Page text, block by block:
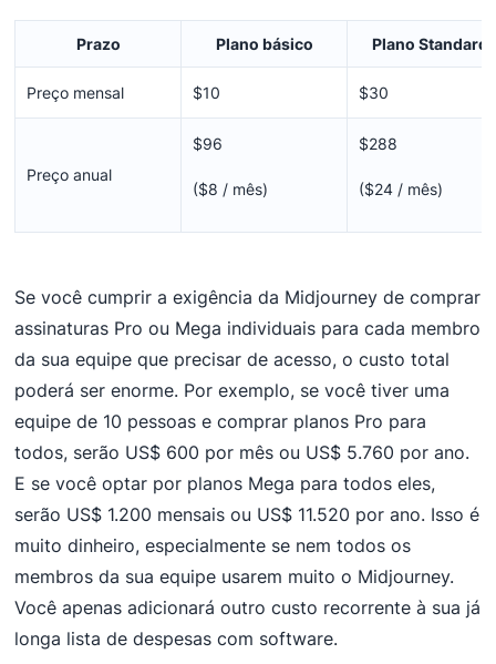
Prazo Plano básico Plano Standard
Preço mensal $10 $30
Preço anual
$96
($8 / mês)
$288
($24 / mês)
Se você cumprir a exigência da Midjourney de comprar
assinaturas Pro ou Mega individuais para cada membro
da sua equipe que precisar de acesso, o custo total
poderá ser enorme. Por exemplo, se você tiver uma
equipe de 10 pessoas e comprar planos Pro para
todos, serão US$ 600 por mês ou US$ 5.760 por ano.
E se você optar por planos Mega para todos eles,
serão US$ 1.200 mensais ou US$ 11.520 por ano. Isso é
muito dinheiro, especialmente se nem todos os
membros da sua equipe usarem muito o Midjourney.
Você apenas adicionará outro custo recorrente à sua já
longa lista de despesas com software.